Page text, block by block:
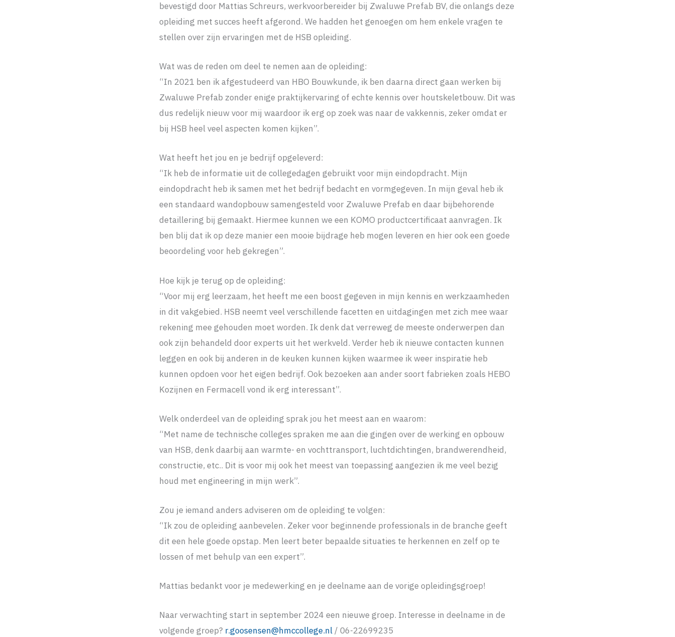
bevestigd door Mattias Schreurs, werkvoorbereider bij Zwaluwe Prefab BV, die onlangs deze
opleiding met succes heeft afgerond. We hadden het genoegen om hem enkele vragen te
stellen over zijn ervaringen met de HSB opleiding.
Wat was de reden om deel te nemen aan de opleiding:
“In 2021 ben ik afgestudeerd van HBO Bouwkunde, ik ben daarna direct gaan werken bij
Zwaluwe Prefab zonder enige praktijkervaring of echte kennis over houtskeletbouw. Dit was
dus redelijk nieuw voor mij waardoor ik erg op zoek was naar de vakkennis, zeker omdat er
bij HSB heel veel aspecten komen kijken”.
Wat heeft het jou en je bedrijf opgeleverd:
“Ik heb de informatie uit de collegedagen gebruikt voor mijn eindopdracht. Mijn
eindopdracht heb ik samen met het bedrijf bedacht en vormgegeven. In mijn geval heb ik
een standaard wandopbouw samengesteld voor Zwaluwe Prefab en daar bijbehorende
detaillering bij gemaakt. Hiermee kunnen we een KOMO productcertificaat aanvragen. Ik
ben blij dat ik op deze manier een mooie bijdrage heb mogen leveren en hier ook een goede
beoordeling voor heb gekregen”.
Hoe kijk je terug op de opleiding:
“Voor mij erg leerzaam, het heeft me een boost gegeven in mijn kennis en werkzaamheden
in dit vakgebied. HSB neemt veel verschillende facetten en uitdagingen met zich mee waar
rekening mee gehouden moet worden. Ik denk dat verreweg de meeste onderwerpen dan
ook zijn behandeld door experts uit het werkveld. Verder heb ik nieuwe contacten kunnen
leggen en ook bij anderen in de keuken kunnen kijken waarmee ik weer inspiratie heb
kunnen opdoen voor het eigen bedrijf. Ook bezoeken aan ander soort fabrieken zoals HEBO
Kozijnen en Fermacell vond ik erg interessant”.
Welk onderdeel van de opleiding sprak jou het meest aan en waarom:
“Met name de technische colleges spraken me aan die gingen over de werking en opbouw
van HSB, denk daarbij aan warmte- en vochttransport, luchtdichtingen, brandwerendheid,
constructie, etc.. Dit is voor mij ook het meest van toepassing aangezien ik me veel bezig
houd met engineering in mijn werk”.
Zou je iemand anders adviseren om de opleiding te volgen:
“Ik zou de opleiding aanbevelen. Zeker voor beginnende professionals in de branche geeft
dit een hele goede opstap. Men leert beter bepaalde situaties te herkennen en zelf op te
lossen of met behulp van een expert”.
Mattias bedankt voor je medewerking en je deelname aan de vorige opleidingsgroep!
Naar verwachting start in september 2024 een nieuwe groep. Interesse in deelname in de
volgende groep? r.goosensen@hmccollege.nl / 06-22699235